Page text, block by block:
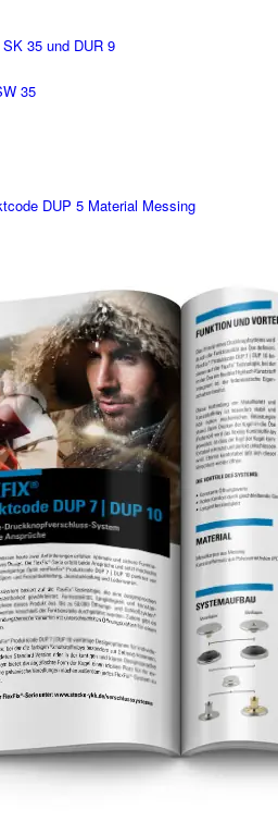
35 und DUR 9
35
DUP 5 Material Messing